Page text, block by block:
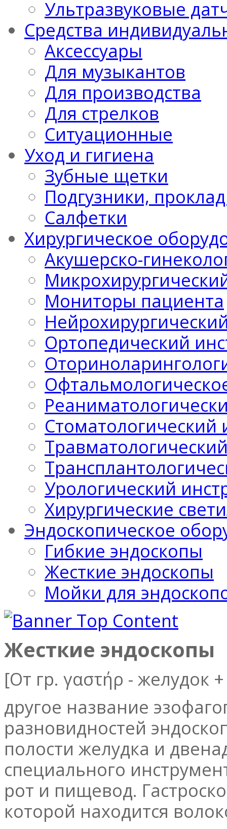
Ультразвуковые
Средства
Аксессуары
Для музыкантов
Для производства
Для стрелков
Ситуационные
Уход и гигиена
Зубные щетки
Подгузники,
Салфетки
Хирургическое
Акушерско-
Мониторы пациента
Ортопедический
Стоматологический
Урологический
Хирургические
Эндоскопическое
Гибкие эндоскопы
Жесткие эндоскопы
Мойки для
Жесткие эндоскопы
[От гр. γαστήρ - желудок
другое название
разновидностей
полости желудка и
специального
рот и пищевод.
которой находится